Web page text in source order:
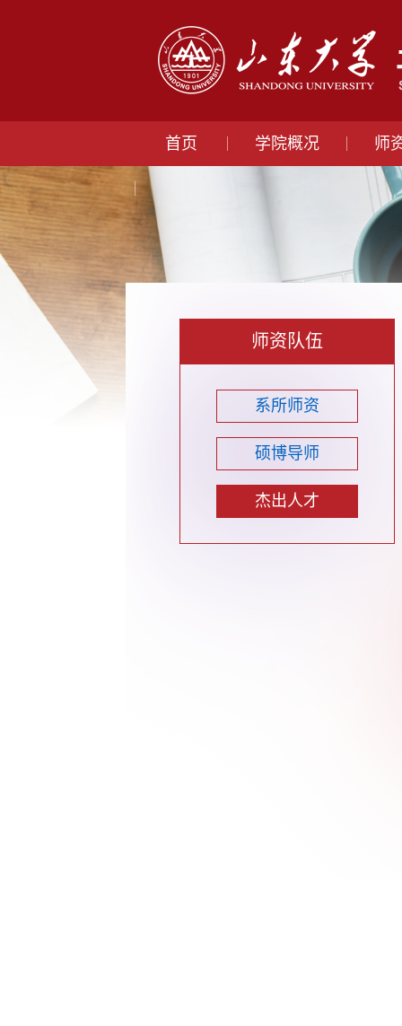
首页 学院概况 师
师资队伍
系所师资
硕博导师
杰出人才